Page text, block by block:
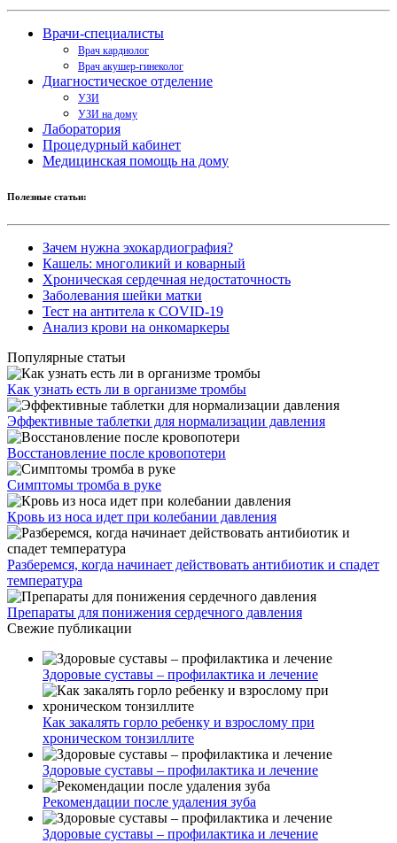
Врачи-специалисты
Врач кардиолог
Врач акушер-гинеколог
Диагностическое отделение
УЗИ
УЗИ на дому
Лаборатория
Процедурный кабинет
Медицинская помощь на дому
Полезные статьи:
Зачем нужна эхокардиография?
Кашель: многоликий и коварный
Хроническая сердечная недостаточность
Заболевания шейки матки
Тест на антитела к COVID-19
Анализ крови на онкомаркеры
Популярные статьи
Как узнать есть ли в организме тромбы
Эффективные таблетки для нормализации давления
Восстановление после кровопотери
Симптомы тромба в руке
Кровь из носа идет при колебании давления
Разберемся, когда начинает действовать антибиотик и спадет
температура
Препараты для понижения сердечного давления
Свежие публикации
Здоровые суставы – профилактика и лечение
Как закалять горло ребенку и взрослому при
хроническом тонзиллите
Здоровые суставы – профилактика и лечение
Рекомендации после удаления зуба
Здоровые суставы – профилактика и лечение